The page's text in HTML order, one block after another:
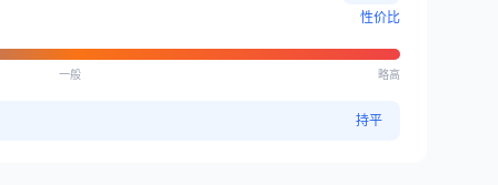
性价比
一般 略高
持平